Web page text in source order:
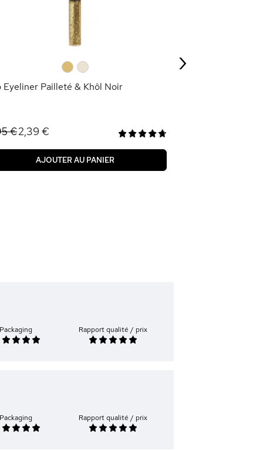
Eyeliner Pailleté & Khôl Noir
€2,39 €
AJOUTER AU PANIER
›
Packaging Rapport qualité / prix
Packaging Rapport qualité / prix